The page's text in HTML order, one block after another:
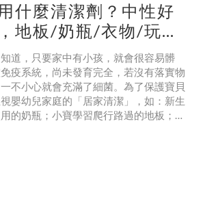
什麼清潔劑？中性好
地板/奶瓶/衣物/玩具
咪們超推薦
道，只要家中有小孩，就會很容易髒
疫系統，尚未發育完全，若沒有落實物
不小心就會充滿了細菌。為了保護寶貝
嬰幼兒家庭的「居家清潔」，如：新生
的奶瓶；小寶學習爬行路過的地板；大
，一般清潔劑為了達到清潔效果，會加
亞硫酸類、氫氧化鈉、過碳酸鈉、含氯